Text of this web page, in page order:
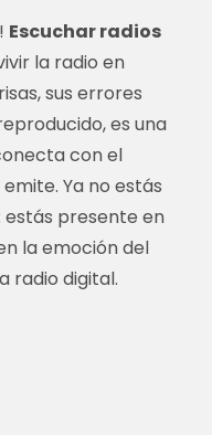
Escuchar radios
la radio en
sus errores
es una
con el
Ya no estás
presente en
la emoción del
radio digital.